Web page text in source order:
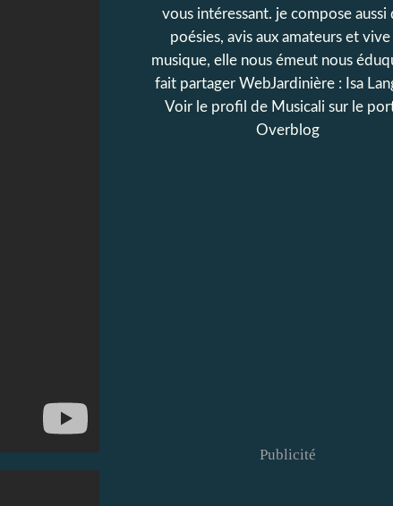
vous intéressant. je compose aussi
poésies, avis aux amateurs et vive
musique, elle nous émeut nous
fait partager WebJardinière : Isa
Voir le profil de Musicali sur le
Overblog
Publicité